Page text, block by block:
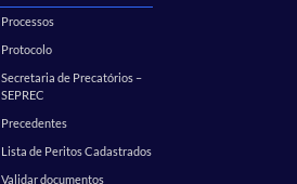
Processos
Protocolo
Secretaria de Precatórios –
SEPREC
Precedentes
Lista de Peritos Cadastrados
Validar documentos